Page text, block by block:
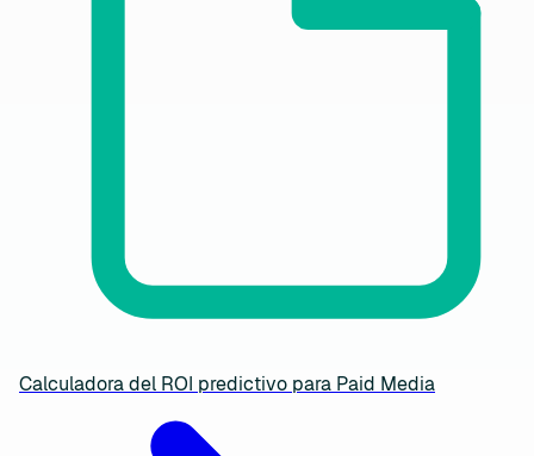
Calculadora del ROI predictivo para Paid Media